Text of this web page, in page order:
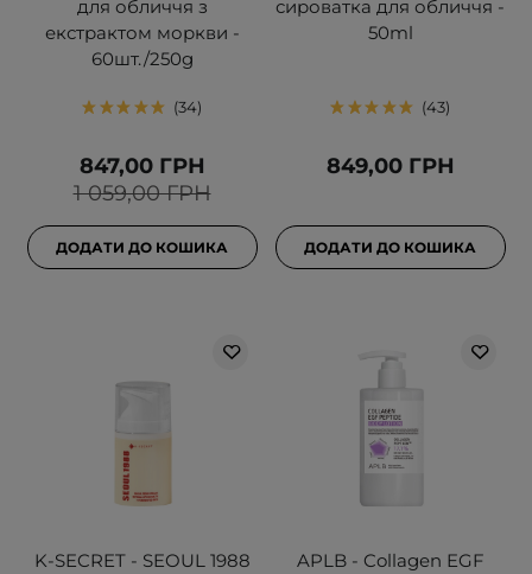
для обличчя з
екстрактом моркви -
60шт./250g
34
1 059,00 ГРН
847,00 ГРН
ДОДАТИ ДО КОШИКА
сироватка для обличчя -
50ml
43
849,00 ГРН
ДОДАТИ ДО КОШИКА
K-SECRET - SEOUL 1988
APLB - Collagen EGF